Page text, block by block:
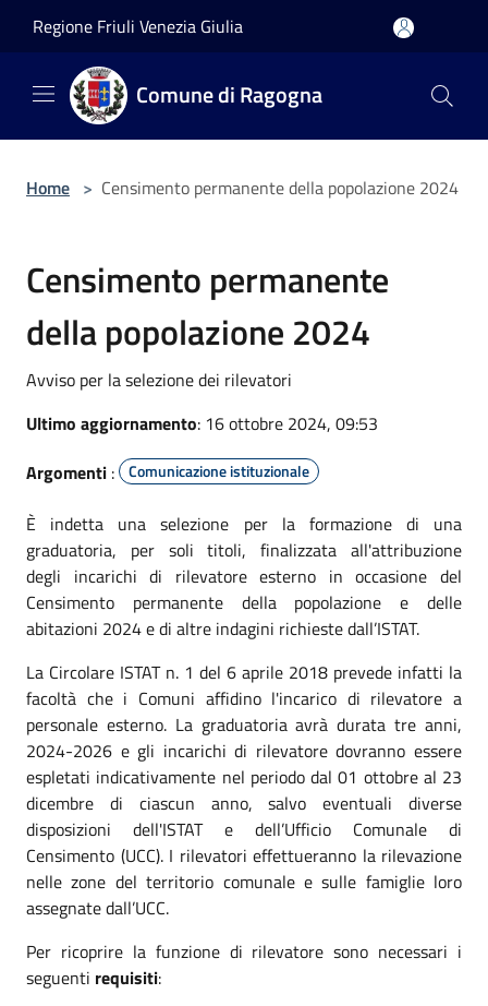
Regione Friuli Venezia Giulia
Comune di Ragogna
Home > Censimento permanente della popolazione 2024
Censimento permanente
della popolazione 2024
Avviso per la selezione dei rilevatori
Ultimo aggiornamento: 16 ottobre 2024, 09:53
Argomenti : Comunicazione istituzionale
È indetta una selezione per la formazione di una
graduatoria, per soli titoli, finalizzata all'attribuzione
degli incarichi di rilevatore esterno in occasione del
Censimento permanente della popolazione e delle
abitazioni 2024 e di altre indagini richieste dall’ISTAT.
La Circolare ISTAT n. 1 del 6 aprile 2018 prevede infatti la
facoltà che i Comuni affidino l'incarico di rilevatore a
personale esterno. La graduatoria avrà durata tre anni,
2024-2026 e gli incarichi di rilevatore dovranno essere
espletati indicativamente nel periodo dal 01 ottobre al 23
dicembre di ciascun anno, salvo eventuali diverse
disposizioni dell'ISTAT e dell’Ufficio Comunale di
Censimento (UCC). I rilevatori effettueranno la rilevazione
nelle zone del territorio comunale e sulle famiglie loro
assegnate dall’UCC.
Per ricoprire la funzione di rilevatore sono necessari i
seguenti requisiti: